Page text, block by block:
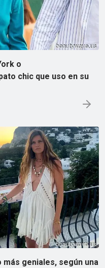
o
chic que uso en su
geniales, según una